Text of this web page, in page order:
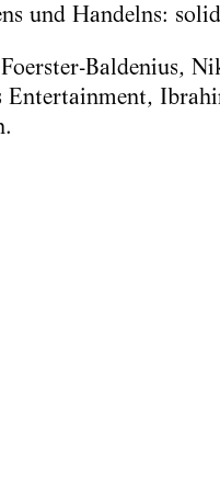
und Handelns:
Baldenius,
Entertainment,